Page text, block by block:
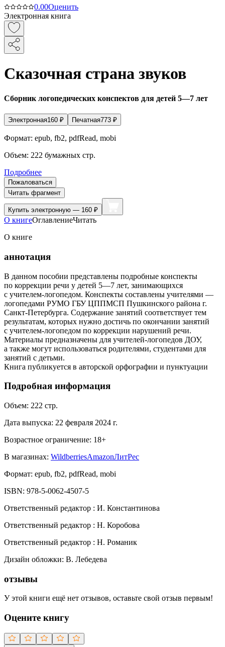
0.00Оценить
Электронная книга
Сказочная страна звуков
Сборник логопедических конспектов для детей 5—7 лет
Электронная160 ₽ Печатная773 ₽
Формат: epub, fb2, pdfRead, mobi
Объем: 222 бумажных стр.
Подробнее
Пожаловаться
Читать фрагмент
Купить электронную — 160 ₽
О книгеОглавлениеЧитать
О книге
аннотация
В данном пособии представлены подробные конспекты
по коррекции речи у детей 5—7 лет, занимающихся
с учителем-логопедом. Конспекты составлены учителями —
логопедами РУМО ГБУ ЦППМСП Пушкинского района г.
Санкт-Петербурга. Содержание занятий соответствует тем
результатам, которых нужно достичь по окончании занятий
с учителем-логопедом по коррекции нарушений речи.
Материалы предназначены для учителей-логопедов ДОУ,
а также могут использоваться родителями, студентами для
занятий с детьми.
Книга публикуется в авторской орфографии и пунктуации
Подробная информация
Объем: 222 стр.
Дата выпуска: 22 февраля 2024 г.
Возрастное ограничение: 18+
В магазинах: WildberriesAmazonЛитРес
Формат: epub, fb2, pdfRead, mobi
ISBN: 978-5-0062-4507-5
Ответственный редактор : И. Константинова
Ответственный редактор : Н. Коробова
Ответственный редактор : Н. Романик
Дизайн обложки: В. Лебедева
отзывы
У этой книги ещё нет отзывов, оставьте свой отзыв первым!
Оцените книгу